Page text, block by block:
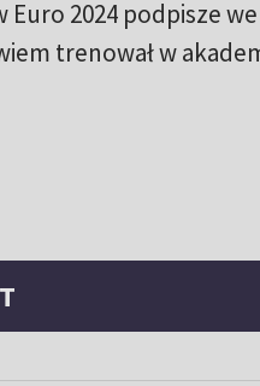
Euro 2024 podpisze
trenował w